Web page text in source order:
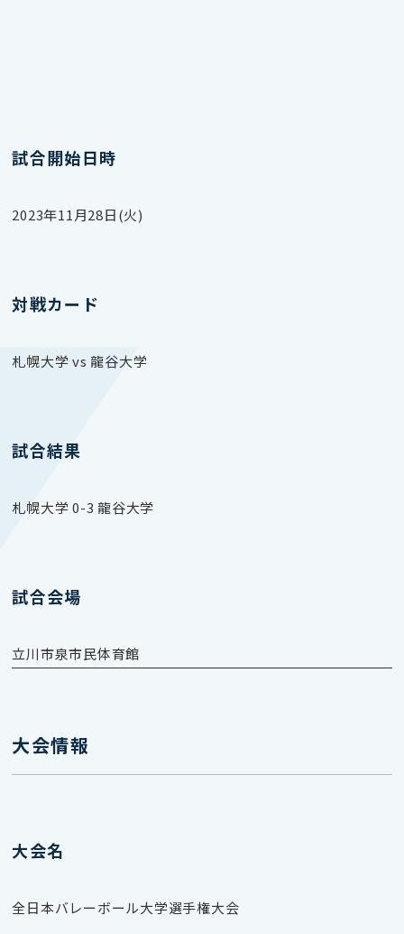
試合開始日時
2023年11月28日(火)
対戦カード
札幌大学 vs 龍谷大学
試合結果
札幌大学 0-3 龍谷大学
試合会場
立川市泉市民体育館
大会情報
大会名
全日本バレーボール大学選手権大会